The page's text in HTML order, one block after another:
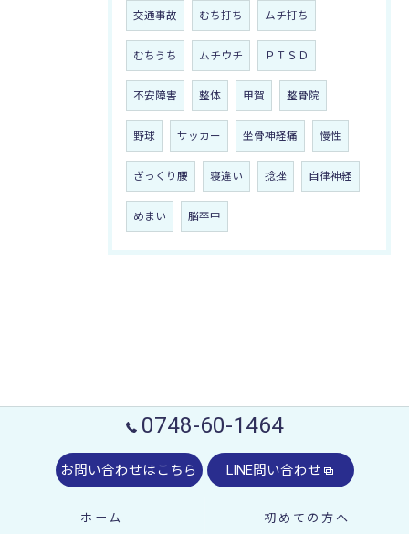
交通事故 むち打ち ムチ打ち
むちうち ムチウチ ＰＴＳＤ
不安障害 整体 甲賀 整骨院
野球 サッカー 坐骨神経痛 慢性
ぎっくり腰 寝違い 捻挫 自律神経
めまい 脳卒中
0748-60-1464
お問い合わせはこちら LINE問い合わせ
ホーム 初めての方へ